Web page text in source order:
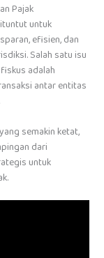
Pajak
untuk
efisien, dan
Salah satu isu
adalah
antar entitas
semakin ketat,
dari
untuk